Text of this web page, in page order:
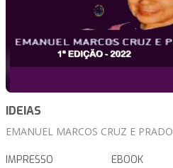
IDEIAS
EMANUEL MARCOS CRUZ E PRADO
IMPRESSO EBOOK